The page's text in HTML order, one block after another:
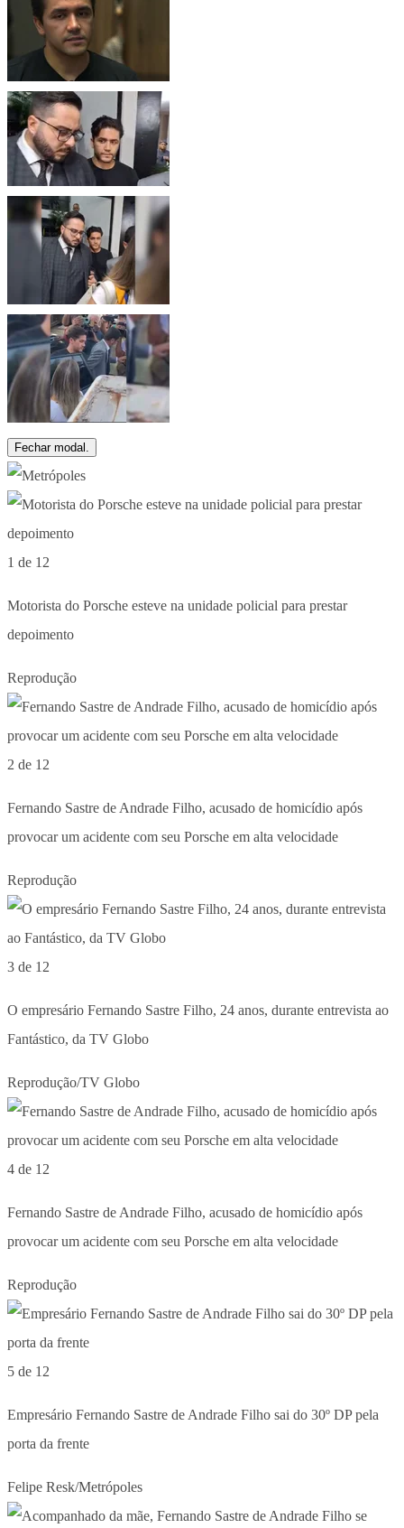
Fechar modal.
1 de 12
Motorista do Porsche esteve na unidade policial para prestar
depoimento
Reprodução
2 de 12
Fernando Sastre de Andrade Filho, acusado de homicídio após
provocar um acidente com seu Porsche em alta velocidade
Reprodução
3 de 12
O empresário Fernando Sastre Filho, 24 anos, durante entrevista ao
Fantástico, da TV Globo
Reprodução/TV Globo
4 de 12
Fernando Sastre de Andrade Filho, acusado de homicídio após
provocar um acidente com seu Porsche em alta velocidade
Reprodução
5 de 12
Empresário Fernando Sastre de Andrade Filho sai do 30º DP pela
porta da frente
Felipe Resk/Metrópoles